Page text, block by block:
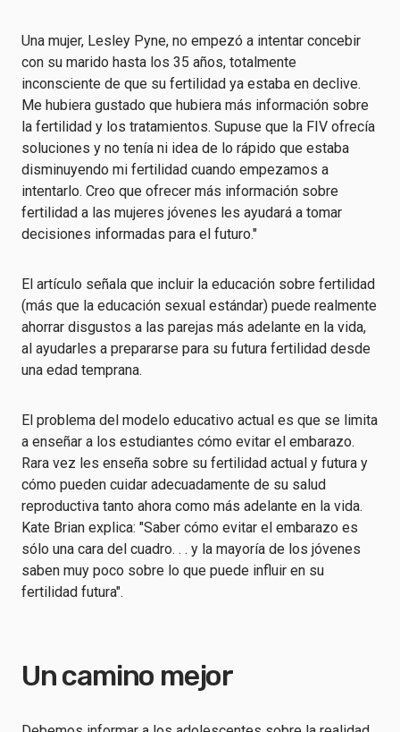
Una mujer, Lesley Pyne, no empezó a intentar concebir
con su marido hasta los 35 años, totalmente
inconsciente de que su fertilidad ya estaba en declive.
Me hubiera gustado que hubiera más información sobre
la fertilidad y los tratamientos. Supuse que la FIV ofrecía
soluciones y no tenía ni idea de lo rápido que estaba
disminuyendo mi fertilidad cuando empezamos a
intentarlo. Creo que ofrecer más información sobre
fertilidad a las mujeres jóvenes les ayudará a tomar
decisiones informadas para el futuro."
El artículo señala que incluir la educación sobre fertilidad
(más que la educación sexual estándar) puede realmente
ahorrar disgustos a las parejas más adelante en la vida,
al ayudarles a prepararse para su futura fertilidad desde
una edad temprana.
El problema del modelo educativo actual es que se limita
a enseñar a los estudiantes cómo evitar el embarazo.
Rara vez les enseña sobre su fertilidad actual y futura y
cómo pueden cuidar adecuadamente de su salud
reproductiva tanto ahora como más adelante en la vida.
Kate Brian explica: "Saber cómo evitar el embarazo es
sólo una cara del cuadro. . . y la mayoría de los jóvenes
saben muy poco sobre lo que puede influir en su
fertilidad futura".
Un camino mejor